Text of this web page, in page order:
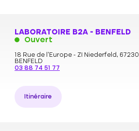
LABORATOIRE B2A - BENFELD
Ouvert
18 Rue de l'Europe - ZI Niederfeld, 67230
BENFELD
03 88 74 51 77
Itinéraire